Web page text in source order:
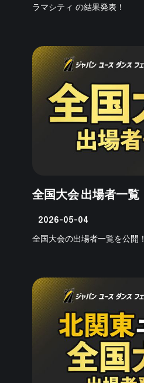
ラマシティ の結果発表！
全国大会 出場者一覧
2026-05-04
全国大会の出場者一覧を公開！